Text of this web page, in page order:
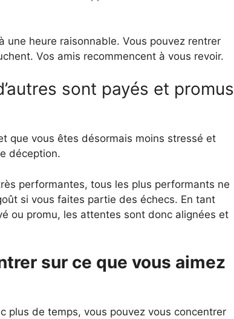
une heure raisonnable. Vous pouvez rentrer
Vos amis recommencent à vous revoir.
sont payés et promus
que vous êtes désormais moins stressé et
déception.
performantes, tous les plus performants ne
si vous faites partie des échecs. En tant
ou promu, les attentes sont donc alignées et
sur ce que vous aimez
plus de temps, vous pouvez vous concentrer